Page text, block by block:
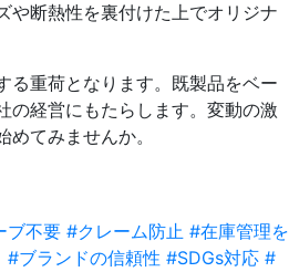
や断熱性を裏付けた上でオリジナ
る重荷となります。既製品をベー
の経営にもたらします。変動の激
てみませんか。
ブ不要 #クレーム防止 #在庫管理を
#ブランドの信頼性 #SDGs対応 #